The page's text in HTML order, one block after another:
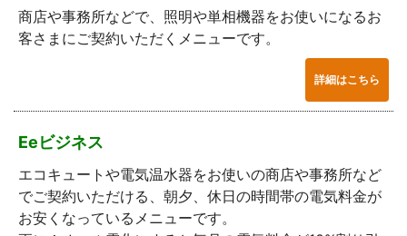
商店や事務所などで、照明や単相機器をお使いになるお
客さまにご契約いただくメニューです。
詳細はこちら
Eeビジネス
エコキュートや電気温水器をお使いの商店や事務所など
でご契約いただける、朝夕、休日の時間帯の電気料金が
お安くなっているメニューです。